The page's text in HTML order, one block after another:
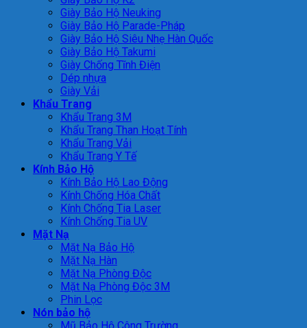
Giày Bảo Hộ Neuking
Giày Bảo Hộ Parade-Pháp
Giày Bảo Hộ Siêu Nhẹ Hàn Quốc
Giày Bảo Hộ Takumi
Giày Chống Tĩnh Điện
Dép nhựa
Giày Vải
Khẩu Trang
Khẩu Trang 3M
Khẩu Trang Than Hoạt Tính
Khẩu Trang Vải
Khẩu Trang Y Tế
Kính Bảo Hộ
Kính Bảo Hộ Lao Động
Kính Chống Hóa Chất
Kính Chống Tia Laser
Kính Chống Tia UV
Mặt Nạ
Mặt Nạ Bảo Hộ
Mặt Nạ Hàn
Mặt Nạ Phòng Độc
Mặt Nạ Phòng Độc 3M
Phin Lọc
Nón bảo hộ